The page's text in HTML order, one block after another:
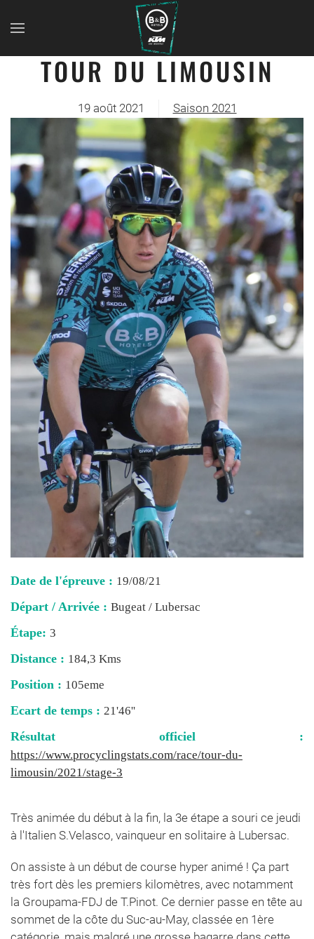
TOUR DU LIMOUSIN
19 août 2021 Saison 2021
Date de l'épreuve : 19/08/21
Départ / Arrivée : Bugeat / Lubersac
Étape: 3
Distance : 184,3 Kms
Position : 105eme
Ecart de temps : 21'46''
Résultat officiel :
https://www.procyclingstats.com/race/tour-du-
limousin/2021/stage-3
Très animée du début à la fin, la 3e étape a souri ce jeudi
à l'Italien S.Velasco, vainqueur en solitaire à Lubersac.
On assiste à un début de course hyper animé ! Ça part
très fort dès les premiers kilomètres, avec notamment
la Groupama-FDJ de T.Pinot. Ce dernier passe en tête au
sommet de la côte du Suc-au-May, classée en 1ère